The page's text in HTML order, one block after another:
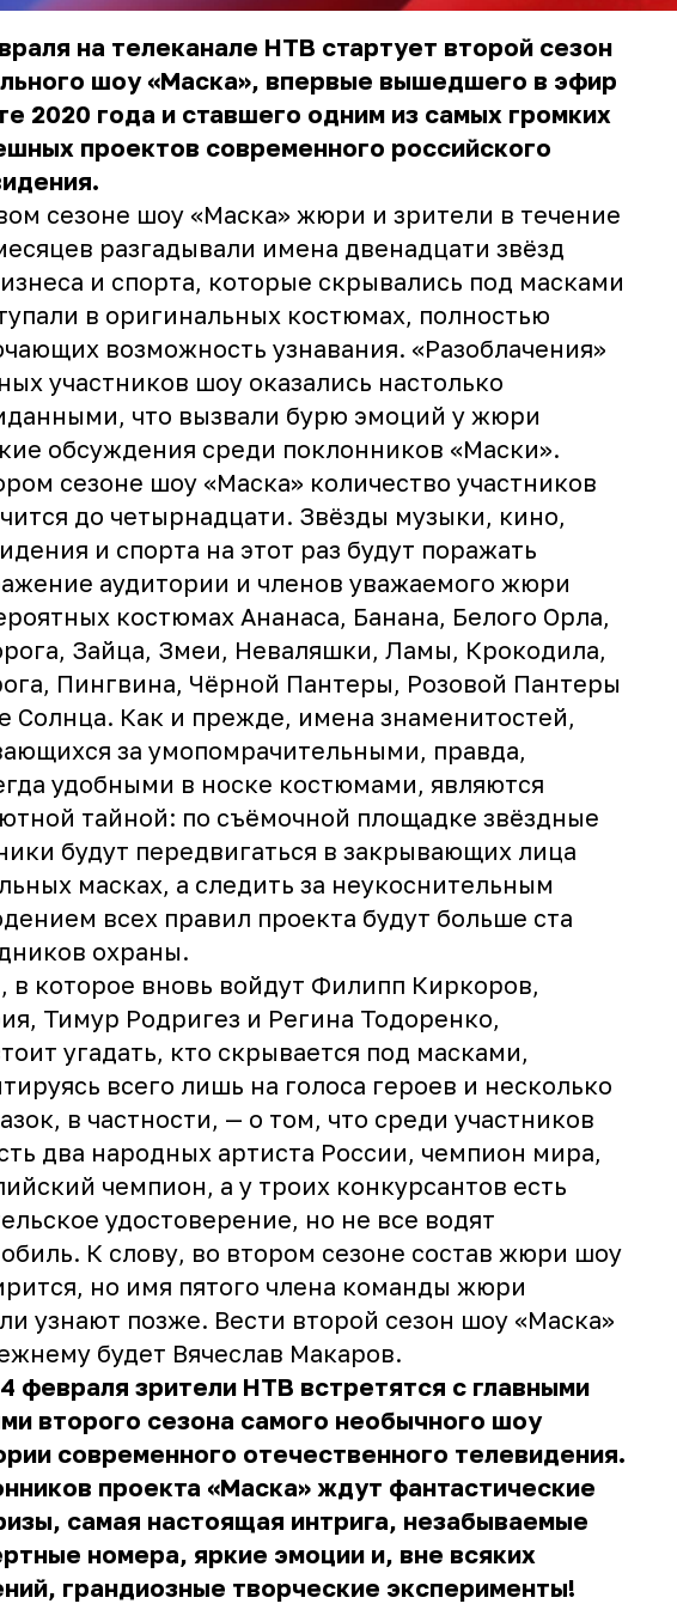
на телеканале НТВ стартует второй сезон
шоу «Маска», впервые вышедшего в эфир
2020 года и ставшего одним из самых громких
проектов современного российского
сезоне шоу «Маска» жюри и зрители в течение
разгадывали имена двенадцати звёзд
и спорта, которые скрывались под масками
в оригинальных костюмах, полностью
возможность узнавания. «Разоблачения»
участников шоу оказались настолько
что вызвали бурю эмоций у жюри
обсуждения среди поклонников «Маски».
сезоне шоу «Маска» количество участников
до четырнадцати. Звёзды музыки, кино,
и спорта на этот раз будут поражать
аудитории и членов уважаемого жюри
костюмах Ананаса, Банана, Белого Орла,
Зайца, Змеи, Неваляшки, Ламы, Крокодила,
Пингвина, Чёрной Пантеры, Розовой Пантеры
Солнца. Как и прежде, имена знаменитостей,
за умопомрачительными, правда,
удобными в носке костюмами, являются
тайной: по съёмочной площадке звёздные
будут передвигаться в закрывающих лица
масках, а следить за неукоснительным
всех правил проекта будут больше ста
охраны.
которое вновь войдут Филипп Киркоров,
Тимур Родригез и Регина Тодоренко,
угадать, кто скрывается под масками,
всего лишь на голоса героев и несколько
в частности, — о том, что среди участников
два народных артиста России, чемпион мира,
чемпион, а у троих конкурсантов есть
удостоверение, но не все водят
К слову, во втором сезоне состав жюри шоу
но имя пятого члена команды жюри
узнают позже. Вести второй сезон шоу «Маска»
будет Вячеслав Макаров.
февраля зрители НТВ встретятся с главными
второго сезона самого необычного шоу
современного отечественного телевидения.
проекта «Маска» ждут фантастические
самая настоящая интрига, незабываемые
номера, яркие эмоции и, вне всяких
грандиозные творческие эксперименты!